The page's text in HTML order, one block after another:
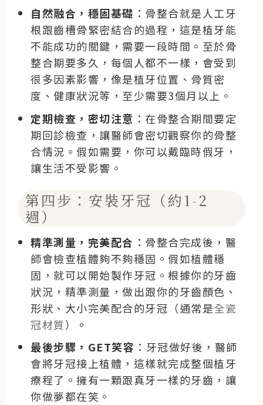
自然融合，穩固基礎 ：骨整合就是人工牙
根跟齒槽骨緊密結合的過程，這是植牙能
不能成功的關鍵，需要一段時間。至於骨
整合期要多久，每個人都不一樣，會受到
很多因素影響，像是植牙位置、骨質密
度、健康狀況等，至少需要3個月以上。
定期檢查，密切注意 ：在骨整合期間要定
期回診檢查，讓醫師會密切觀察你的骨整
合情況。假如需要，你可以戴臨時假牙，
讓生活不受影響。
第四步：安裝牙冠（約1-2
週）
精準測量，完美配合 ：骨整合完成後，醫
師會檢查植體夠不夠穩固。假如植體穩
固，就可以開始製作牙冠。根據你的牙齒
狀況，精準測量，做出跟你的牙齒顏色、
形狀、大小完美配合的牙冠（通常是全瓷
冠材質）。
最後步驟，GET笑容 ：牙冠做好後，醫師
會將牙冠接上植體，這樣就完成整個植牙
療程了。擁有一顆跟真牙一樣的牙齒，讓
你做夢都在笑。